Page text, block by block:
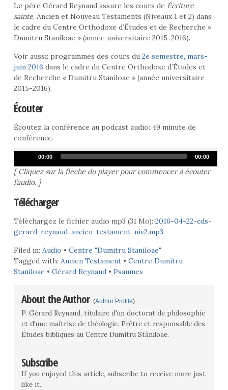
Le père Gérard Reynaud assure les cours de Écriture
sainte, Ancien et Nouveau Testaments (Niveaux 1 et 2) dans
le cadre du Centre Orthodoxe d’Études et de Recherche «
Dumitru Staniloae » (année universitaire 2015-2016).
Voir aussi: programmes des cours du 2e semestre, mars-
juin 2016 dans le cadre du Centre Orthodoxe d’Études et
de Recherche « Dumitru Staniloae » (année universitaire
2015-2016).
Écouter
Écoutez la conférence au podcast audio: 49 minute de
conférence.
Player
00:00 00:00
[ Cliquez sur la flèche du player pour commencer à écouter
l’audio. ]
Télécharger
Téléchargez le fichier audio mp3 (31 Mo): 2016-04-22-cds-
gerard-reynaud-ancien-testament-niv2.mp3.
Filed in: Audio • Centre "Dumitru Staniloae"
Tagged with: Ancien Testament• Centre Dumitru
Staniloae • Gérard Reynaud• Psaumes
About the Author (Author Profile)
P. Gérard Reynaud, titulaire d'un doctorat de philosophie
et d'une maîtrise de théologie. Prêtre et responsable des
Études bibliques au Centre Dumitru Stàniloae.
Subscribe
If you enjoyed this article, subscribe to receive more just
like it.